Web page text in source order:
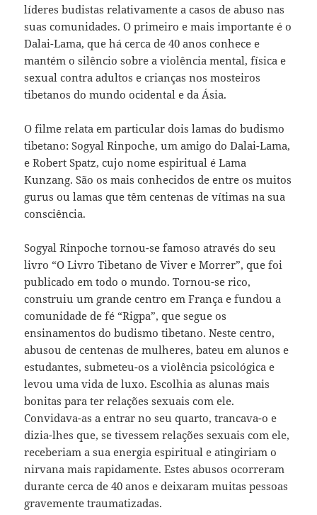
líderes budistas relativamente a casos de abuso nas
suas comunidades. O primeiro e mais importante é o
Dalai-Lama, que há cerca de 40 anos conhece e
mantém o silêncio sobre a violência mental, física e
sexual contra adultos e crianças nos mosteiros
tibetanos do mundo ocidental e da Ásia.
O filme relata em particular dois lamas do budismo
tibetano: Sogyal Rinpoche, um amigo do Dalai-Lama,
e Robert Spatz, cujo nome espiritual é Lama
Kunzang. São os mais conhecidos de entre os muitos
gurus ou lamas que têm centenas de vítimas na sua
consciência.
Sogyal Rinpoche tornou-se famoso através do seu
livro “O Livro Tibetano de Viver e Morrer”, que foi
publicado em todo o mundo. Tornou-se rico,
construiu um grande centro em França e fundou a
comunidade de fé “Rigpa”, que segue os
ensinamentos do budismo tibetano. Neste centro,
abusou de centenas de mulheres, bateu em alunos e
estudantes, submeteu-os a violência psicológica e
levou uma vida de luxo. Escolhia as alunas mais
bonitas para ter relações sexuais com ele.
Convidava-as a entrar no seu quarto, trancava-o e
dizia-lhes que, se tivessem relações sexuais com ele,
receberiam a sua energia espiritual e atingiriam o
nirvana mais rapidamente. Estes abusos ocorreram
durante cerca de 40 anos e deixaram muitas pessoas
gravemente traumatizadas.